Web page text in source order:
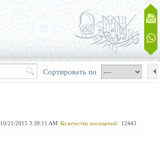
Сортировать по
12443
Количество посещений:
10/21/2015 3:39:11 AM